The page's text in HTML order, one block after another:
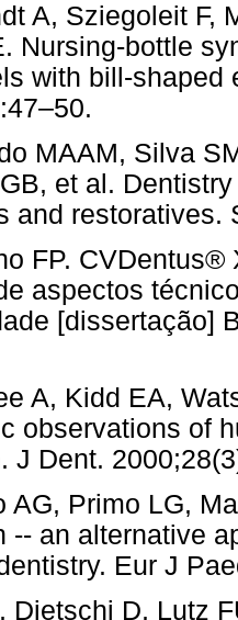
A, Sziegoleit F,
Nursing-bottle
with bill-shaped
MAAM, Silva
et al.
and restoratives.
FP.
aspectos
[dissertação]
A, Kidd EA,
observations of
J Dent.
AG, Primo LG,
-- an alternative
Eur J
Dietschi D, Lutz